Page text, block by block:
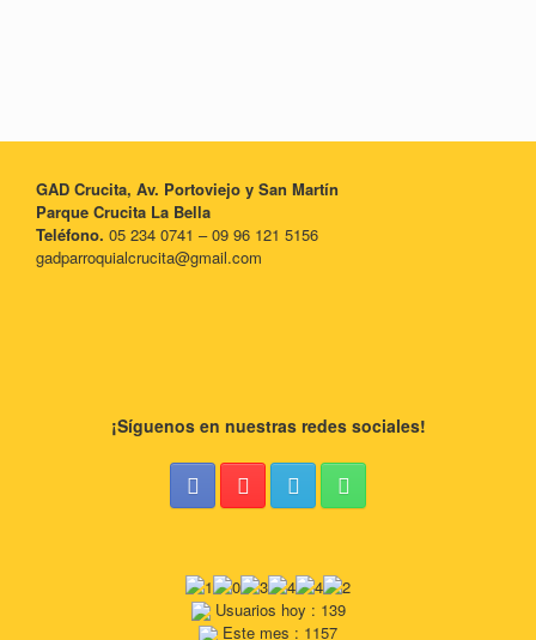
GAD Crucita, Av. Portoviejo y San Martín
Parque Crucita La Bella
Teléfono. 05 234 0741 – 09 96 121 5156
gadparroquialcrucita@gmail.com
¡Síguenos en nuestras redes sociales!
Usuarios hoy : 139
Este mes : 1157